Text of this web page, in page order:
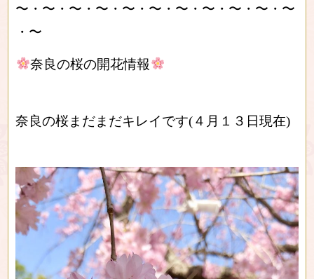
〜・〜・〜・〜・〜・〜・〜・〜・〜・〜・〜
・〜
奈良の桜の開花情報
奈良の桜まだまだキレイです(４月１３日現在)